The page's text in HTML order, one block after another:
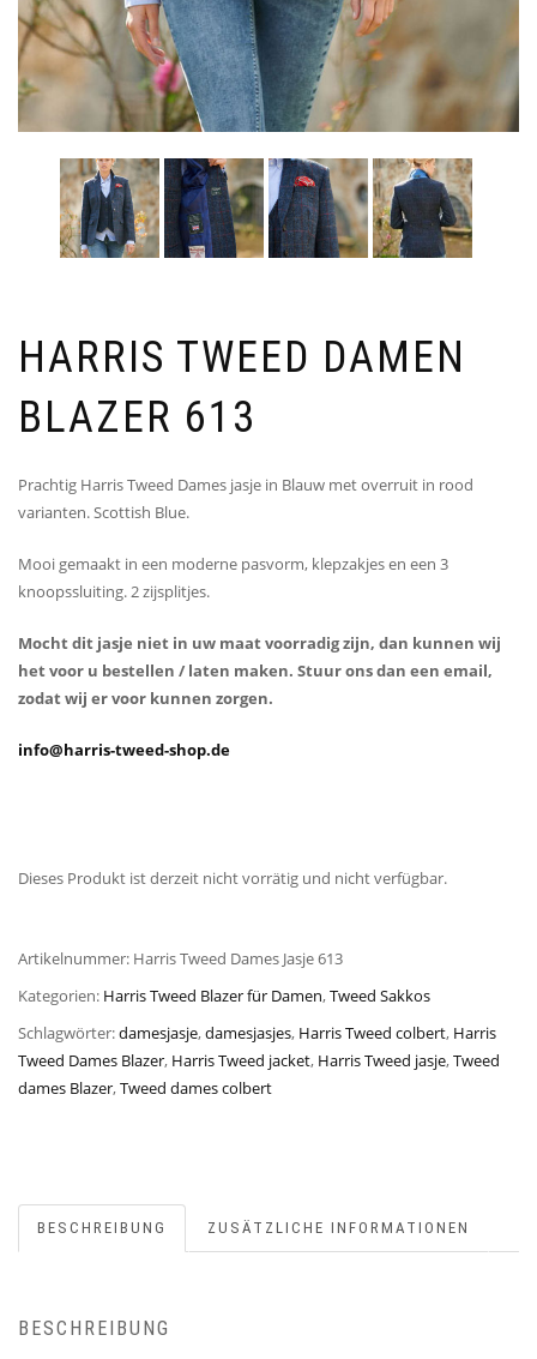
HARRIS TWEED DAMEN
BLAZER 613
Prachtig Harris Tweed Dames jasje in Blauw met overruit in rood
varianten. Scottish Blue.
Mooi gemaakt in een moderne pasvorm, klepzakjes en een 3
knoopssluiting. 2 zijsplitjes.
Mocht dit jasje niet in uw maat voorradig zijn, dan kunnen wij
het voor u bestellen / laten maken. Stuur ons dan een email,
zodat wij er voor kunnen zorgen.
info@harris-tweed-shop.de
Dieses Produkt ist derzeit nicht vorrätig und nicht verfügbar.
Artikelnummer: Harris Tweed Dames Jasje 613
Kategorien: Harris Tweed Blazer für Damen,Tweed Sakkos
Schlagwörter:damesjasje,damesjasjes, Harris Tweed colbert, Harris
Tweed Dames Blazer, Harris Tweed jacket, Harris Tweed jasje,Tweed
dames Blazer,Tweed dames colbert
BESCHREIBUNG ZUSÄTZLICHE INFORMATIONEN
BESCHREIBUNG